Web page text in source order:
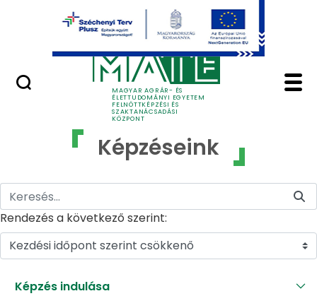
Ugrás a fő tartalomhoz
MAGYAR AGRÁR- ÉS
ÉLETTUDOMÁNYI EGYETEM
FELNŐTTKÉPZÉSI ÉS
SZAKTANÁCSADÁSI
KÖZPONT
Képzéseink - MATE
Képzéseink
Rendezés a következő szerint:
Kezdési időpont szerint csökkenő
Képzés indulása